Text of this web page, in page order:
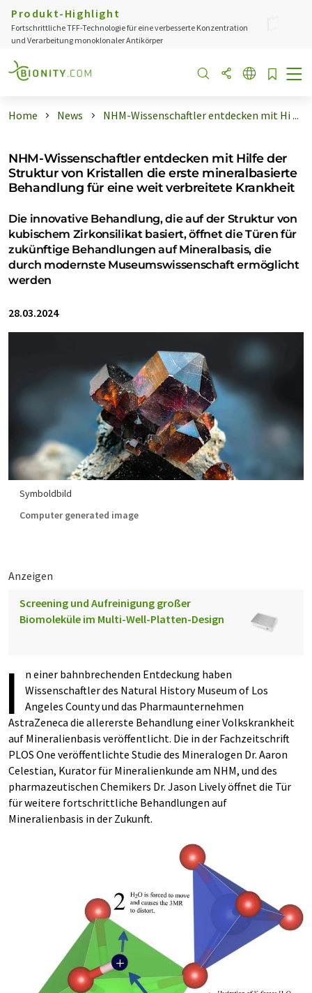
Produkt-Highlight
Fortschrittliche TFF-Technologie für eine verbesserte Konzentration
und Verarbeitung monoklonaler Antikörper
Home News NHM-Wissenschaftler entdecken mit Hi ...
NHM-Wissenschaftler entdecken mit Hilfe der
Struktur von Kristallen die erste mineralbasierte
Behandlung für eine weit verbreitete Krankheit
Die innovative Behandlung, die auf der Struktur von
kubischem Zirkonsilikat basiert, öffnet die Türen für
zukünftige Behandlungen auf Mineralbasis, die
durch modernste Museumswissenschaft ermöglicht
werden
28.03.2024
Symboldbild
Computer generated image
Anzeigen
Screening und Aufreinigung großer
Biomoleküle im Multi-Well-Platten-Design
I
n einer bahnbrechenden Entdeckung haben
Wissenschaftler des Natural History Museum of Los
Angeles County und das Pharmaunternehmen
AstraZeneca die allererste Behandlung einer Volkskrankheit
auf Mineralienbasis veröffentlicht. Die in der Fachzeitschrift
PLOS One veröffentlichte Studie des Mineralogen Dr. Aaron
Celestian, Kurator für Mineralienkunde am NHM, und des
pharmazeutischen Chemikers Dr. Jason Lively öffnet die Tür
für weitere fortschrittliche Behandlungen auf
Mineralienbasis in der Zukunft.